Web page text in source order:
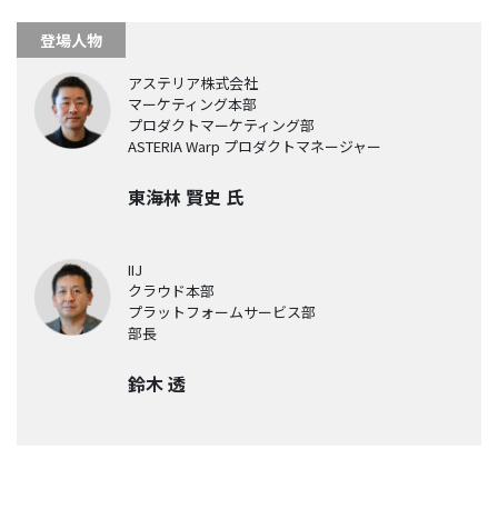
登場人物
アステリア株式会社
マーケティング本部
プロダクトマーケティング部
ASTERIA Warp プロダクトマネージャー
東海林 賢史 氏
IIJ
クラウド本部
プラットフォームサービス部
部長
鈴木 透